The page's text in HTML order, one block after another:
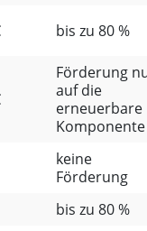
bis zu 80 %
Förderung
auf die
erneuerbare
Komponente
keine
Förderung
bis zu 80 %